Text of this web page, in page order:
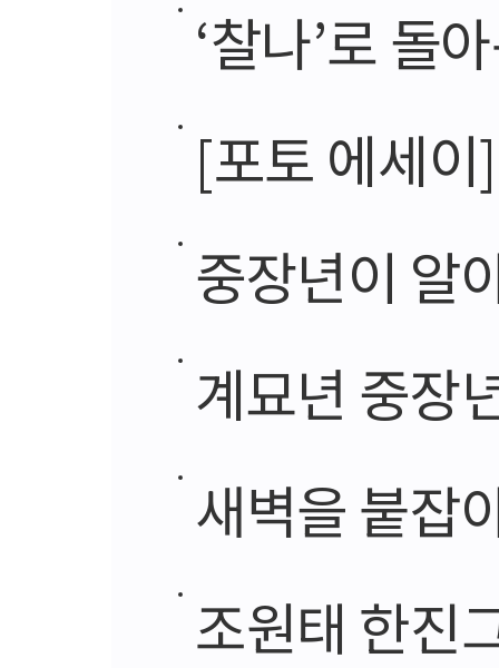
‘찰나’로 돌
[포토 에세
중장년이 알
계묘년 중장
새벽을 붙잡
조원태 한진그룹